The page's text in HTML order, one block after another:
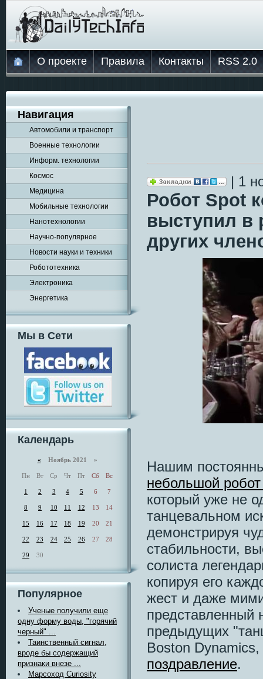
О проекте Правила Контакты RSS 2.0
Навигация
Автомобили и транспорт
Военные технологии
Информ. технологии
Космос
Медицина
Мобильные технологии
Нанотехнологии
Научно-популярное
Новости науки и техники
Робототехника
Электроника
Энергетика
Мы в Сети
Календарь
« Ноябрь 2021 »
Пн Вт Ср Чт Пт Сб Вс
1 2 3 4 5 6 7
8 9 10 11 12 13 14
15 16 17 18 19 20 21
22 23 24 25 26 27 28
29 30
Популярное
Ученые получили еще
одну форму воды, "горячий
черный" ...
Таинственный сигнал,
вроде бы содержащий
признаки внезе ...
Марсоход Curiosity
| 1
Робот Spot
выступил в
других
Нашим
небольшой
который уже не
танцевальном
демонстрируя
стабильности,
солиста
копируя его
жест и даже
представленный
предыдущих
Boston
поздравление.